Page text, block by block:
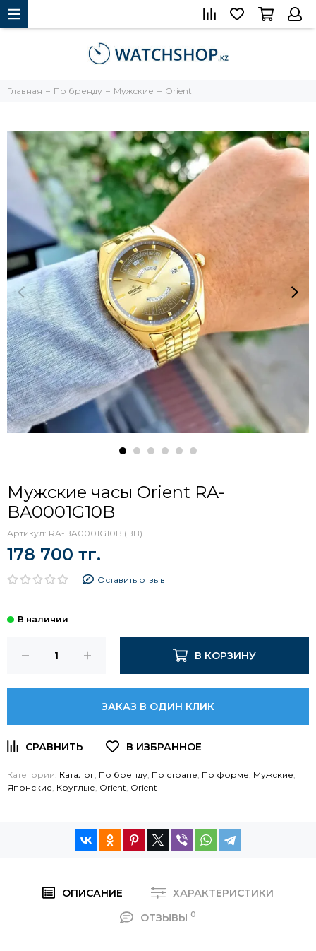
Главная По бренду Мужские Orient
Мужские часы Orient RA-
BA0001G10B
Артикул: RA-BA0001G10B (BB)
178 700 тг.
Оставить отзыв
В КОРЗИНУ
ЗАКАЗ В ОДИН КЛИК
Категории: Каталог По бренду По стране По форме Мужские
Японские Круглые Orient Orient
ОПИСАНИЕ
ХАРАКТЕРИСТИКИ
ОТЗЫВЫ 0